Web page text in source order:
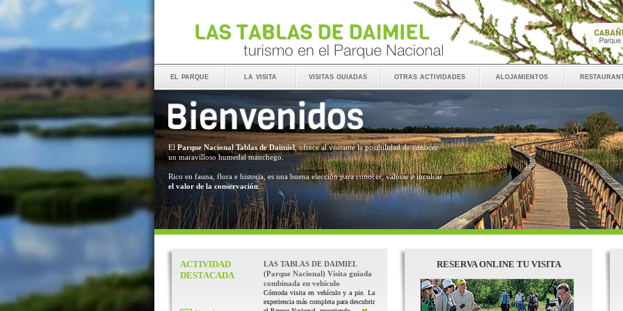
el parque la visita visitas guiadas otras actividades alojamientos
El Parque Nacional Tablas de Daimiel, ofrece al visitante la posibilidad de conocer
un maravilloso humedal manchego.
Rico en fauna, flora e historia, es una buena elección para conocer, valorar e inculcar
el valor de la conservación.
ACTIVIDAD
DESTACADA
LAS TABLAS DE DAIMIEL
(Parque Nacional) Visita guiada
combinada en vehículo
Cómoda visita en vehículo y a pie. La
experiencia más completa para descubrir
RESERVA ONLINE TU VISITA